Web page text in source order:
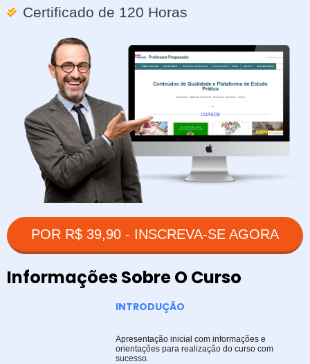
Certificado de 120 Horas
POR R$ 39,90 - INSCREVA-SE AGORA
Informações Sobre O Curso
INTRODUÇÃO
Apresentação inicial com informações e
orientações para realização do curso com
sucesso.